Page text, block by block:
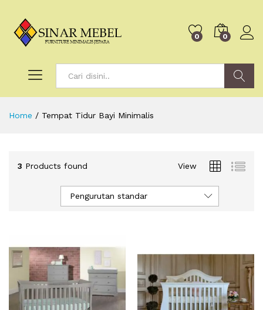
0 0
Search
Home / Tempat Tidur Bayi Minimalis
3 Products found View
Pengurutan standar